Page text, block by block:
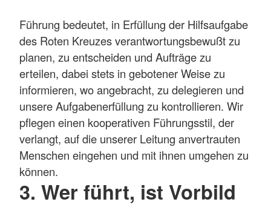
Führung bedeutet, in Erfüllung der Hilfsaufgabe
des Roten Kreuzes verantwortungsbewußt zu
planen, zu entscheiden und Aufträge zu
erteilen, dabei stets in gebotener Weise zu
informieren, wo angebracht, zu delegieren und
unsere Aufgabenerfüllung zu kontrollieren. Wir
pflegen einen kooperativen Führungsstil, der
verlangt, auf die unserer Leitung anvertrauten
Menschen eingehen und mit ihnen umgehen zu
können.
3. Wer führt, ist Vorbild